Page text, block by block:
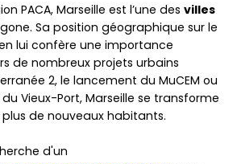
PACA, Marseille est l’une des villes
Sa position géographique sur le
lui confère une importance
de nombreux projets urbains
2, le lancement du MuCEM ou
Vieux-Port, Marseille se transforme
de nouveaux habitants.
d'un